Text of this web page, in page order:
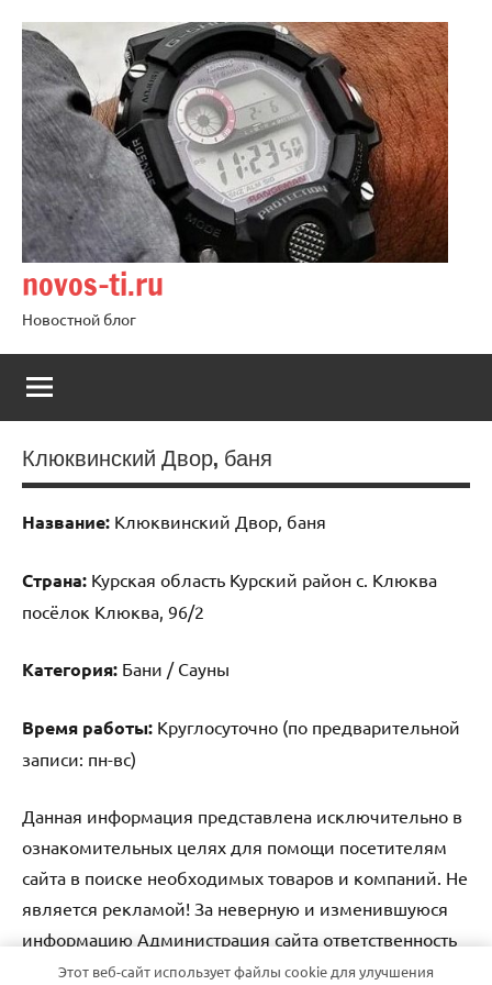
содержимому
novos-ti.ru
Новостной блог
Клюквинский Двор, баня
Название: Клюквинский Двор, баня
Страна: Курская область Курский район с. Клюква
посёлок Клюква, 96/2
Категория: Бани / Сауны
Время работы: Круглосуточно (по предварительной
записи: пн-вс)
Данная информация представлена исключительно в
ознакомительных целях для помощи посетителям
сайта в поиске необходимых товаров и компаний. Не
является рекламой! За неверную и изменившуюся
информацию Администрация сайта ответственность
не несет.
Этот веб-сайт использует файлы cookie для улучшения